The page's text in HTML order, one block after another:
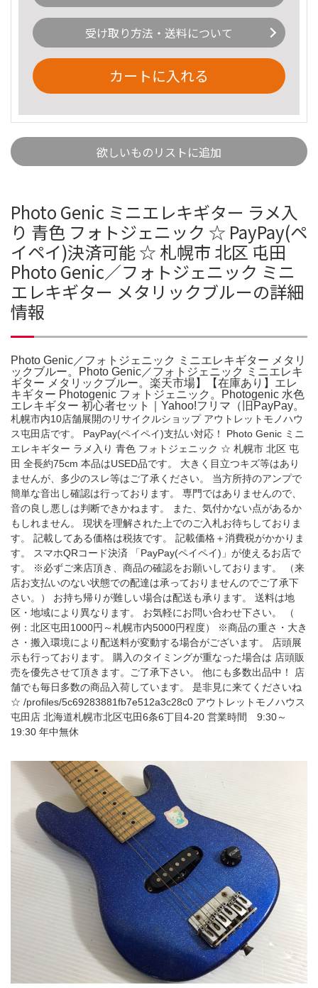
受け取り方法・送料について
カートに入れる
欲しいものリストに追加
Photo Genic ミニエレキギター ラメ入
り 青色 フォトジェニック ☆ PayPay(ペ
イペイ)決済可能 ☆ 札幌市 北区 屯田
Photo Genic／フォトジェニック ミニ
エレキギター メタリックブルーの詳細
情報
Photo Genic／フォトジェニック ミニエレキギター メタリ
ックブルー。Photo Genic／フォトジェニック ミニエレキ
ギター メタリックブルー。楽天市場】【在庫あり】エレ
キギター Photogenic フォトジェニック。Photogenic 水色
エレキギター 初心者セット｜Yahoo!フリマ（旧PayPay。
札幌市内10店舗展開のリサイクルショップ アウトレットモノハウ
ス屯田店です。 PayPay(ペイペイ)支払い対応！ Photo Genic ミニ
エレキギター ラメ入り 青色 フォトジェニック ☆ 札幌市 北区 屯
田 全長約75cm 本品はUSED品です。 大きく目立つキズ等はあり
ませんが、多少のスレ等はご了承ください。 当方所持のアンプで
簡単な音出し確認は行っております。 専門ではありませんので、
音の良し悪しは判断できかねます。 また、気付かない点があるか
もしれません。 現状を理解された上でのご入札お待ちしておりま
す。 記載してある価格は税抜です。 記載価格＋消費税がかかりま
す。 スマホQRコード決済 「PayPay(ペイペイ)」が使えるお店で
す。 ※必ずご来店頂き、商品の確認をお願いしております。 （来
店お支払いのない状態での配達は承っておりませんのでご了承下
さい。） お持ち帰りが難しい場合は配送も承ります。 送料は地
区・地域により異なります。 お気軽にお問い合わせ下さい。 （
例：北区屯田1000円～札幌市内5000円程度） ※商品の重さ・大き
さ・搬入環境により配送料が変動する場合がございます。 店頭展
示も行っております。 購入のタイミングが重なった場合は 店頭販
売を優先させて頂きます。ご了承下さい。 他にも多数出品中！ 店
舗でも毎日多数の商品入荷しています。 是非見に来てくださいね
☆ /profiles/5c69283881fb7e512a3c28c0 アウトレットモノハウス
屯田店 北海道札幌市北区屯田6条6丁目4-20 営業時間 9:30～
19:30 年中無休